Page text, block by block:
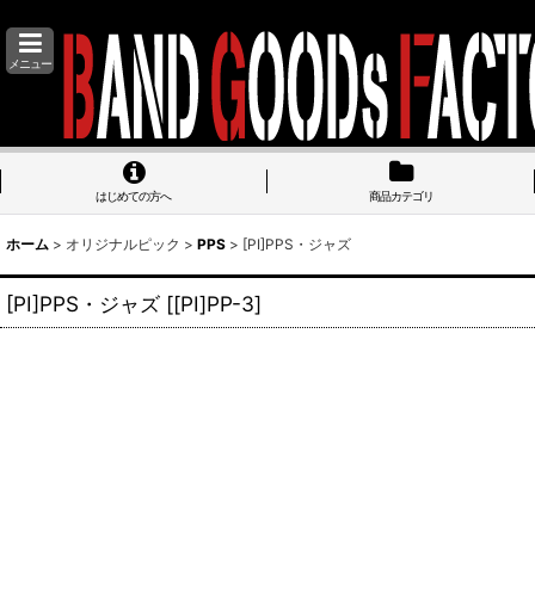
メニュー
はじめての方へ 商品カテゴリ
ホーム > オリジナルピック > PPS > [PI]PPS・ジャズ
[PI]PPS・ジャズ [[PI]PP-3]